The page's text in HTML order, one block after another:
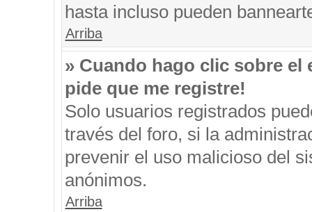
hasta incluso pueden
Arriba
» Cuando hago clic sobre el
pide que me registre!
Solo usuarios registrados
través del foro, si la
prevenir el uso malicioso del
anónimos.
Arriba